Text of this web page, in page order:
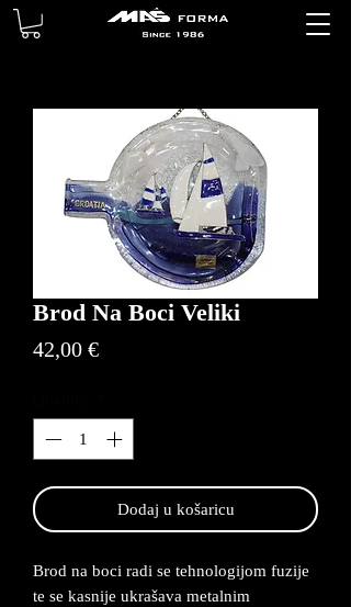
Brod Na Boci Veliki
42,00 €Price
Dodaj u košaricu
Brod na boci radi se tehnologijom fuzije
te se kasnije ukrašava metalnim